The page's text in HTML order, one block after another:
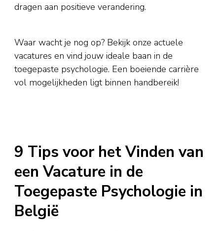
dragen aan positieve verandering.
Waar wacht je nog op? Bekijk onze actuele
vacatures en vind jouw ideale baan in de
toegepaste psychologie. Een boeiende carrière
vol mogelijkheden ligt binnen handbereik!
9 Tips voor het Vinden van
een Vacature in de
Toegepaste Psychologie in
België